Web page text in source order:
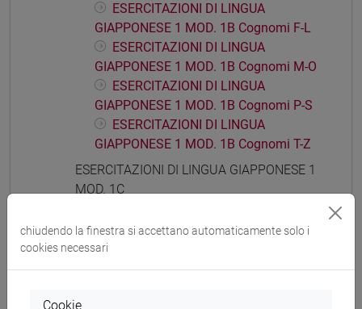
ESERCITAZIONI DI LINGUA
GIAPPONESE 1 MOD. 1B Cognomi F-L
ESERCITAZIONI DI LINGUA
GIAPPONESE 1 MOD. 1B Cognomi M-O
ESERCITAZIONI DI LINGUA
GIAPPONESE 1 MOD. 1B Cognomi P-S
ESERCITAZIONI DI LINGUA
GIAPPONESE 1 MOD. 1B Cognomi T-Z
ESERCITAZIONI DI LINGUA GIAPPONESE 1
MOD. 1C
GIAPPONESE 1 MOD. 1C Cognomi A-B
GIAPPONESE 1 MOD. 1C Cognomi C-E
chiudendo la finestra si accettano automaticamente solo i
cookies necessari
Cookie